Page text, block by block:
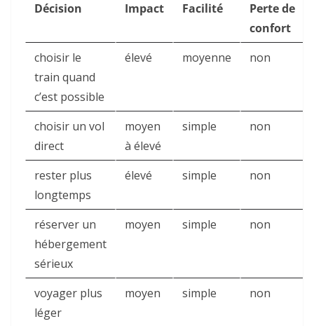
Décision Impact Facilité
Perte de
confort
choisir le
train quand
c’est possible
élevé moyenne non
choisir un vol
direct
moyen
à élevé
simple non
rester plus
longtemps
élevé simple non
réserver un
hébergement
sérieux
moyen simple non
voyager plus
léger
moyen simple non